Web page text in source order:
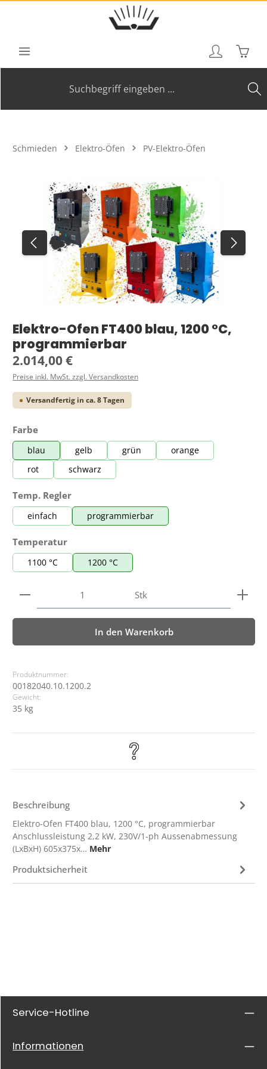
Zum Hauptinhalt springen
Schmieden Elektro-Öfen PV-Elektro-Öfen
Bildergalerie überspringen
Elektro-Ofen FT400 blau, 1200 °C,
programmierbar
Regulärer Preis:
2.014,00 €
Preise inkl. MwSt. zzgl. Versandkosten
Versandfertig in ca. 8 Tagen
Farbeauswählen
blau gelb grün
orange
rot
schwarz
Temp. Reglerauswählen
einfach programmierbar
Temperaturauswählen
1100 °C 1200 °C
Produkt Anzahl: Gib den gewünschten Wert ein
Stk
In den Warenkorb
Produktnummer:
00182040.10.1200.2
Gewicht:
35 kg
Beschreibung
Elektro-Ofen FT400 blau, 1200 °C, programmierbar
Anschlussleistung 2,2 kW, 230V/1-ph Aussenabmessung
(LxBxH) 605x375x… Mehr
Produktsicherheit
Service-Hotline
Informationen